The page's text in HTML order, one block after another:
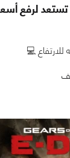
لرفع
للارتفاع 💻